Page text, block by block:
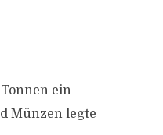
ein
Münzen legte